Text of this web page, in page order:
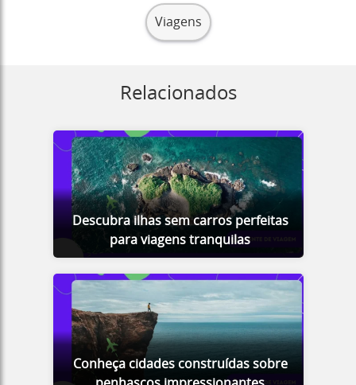
Viagens
Relacionados
Descubra ilhas sem carros perfeitas
para viagens tranquilas
Conheça cidades construídas sobre